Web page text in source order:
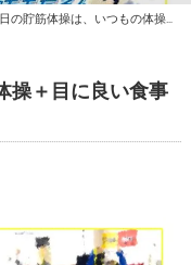
貯筋体操は、いつもの体操＋目に良い食事と首のストレッチ
操＋目に良い食事